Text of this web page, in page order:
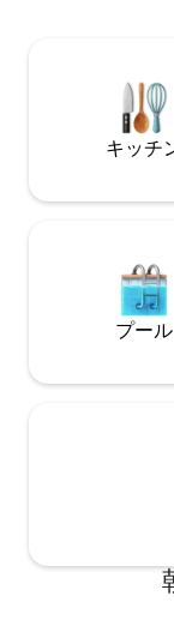
めのモバイルア
キッチ
プール